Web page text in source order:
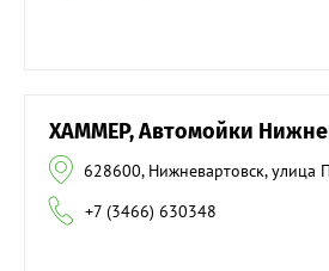
ХАММЕР, Автомойки
628600, Нижневартовск, улица
+7 (3466) 630348